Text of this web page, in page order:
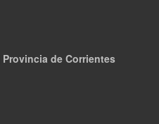
Provincia de Corrientes